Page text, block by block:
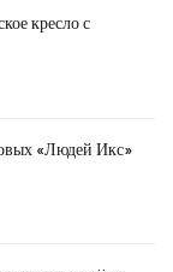
кресло с
«Людей Икс»